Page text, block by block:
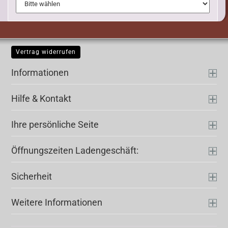
Vertrag widerrufen
Informationen
Hilfe & Kontakt
Ihre persönliche Seite
Öffnungszeiten Ladengeschäft:
Sicherheit
Weitere Informationen